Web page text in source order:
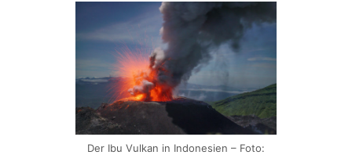
Der Ibu Vulkan in Indonesien – Foto: